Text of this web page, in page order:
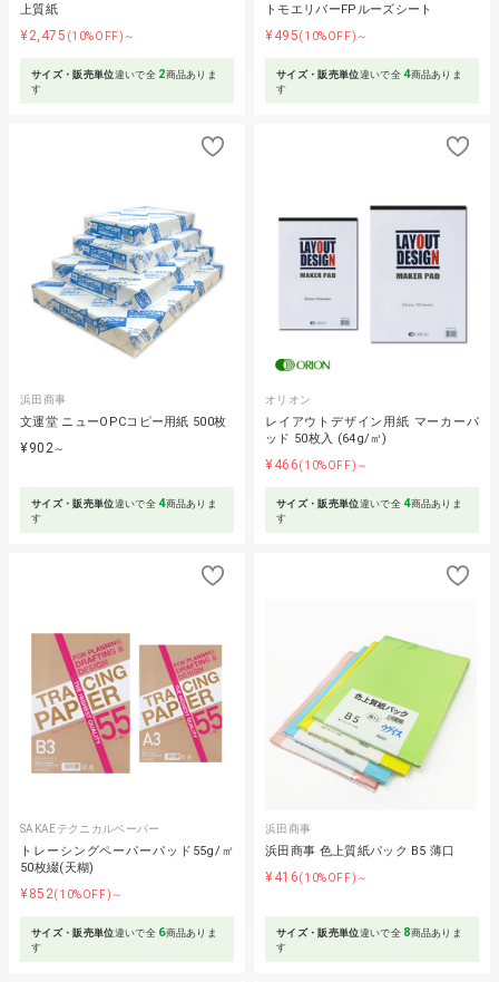
上質紙
¥2,475 (10%OFF)～
サイズ・販売単位違いで全 2商品ありま
す
トモエリバーFPルーズシート
¥495(10%OFF)～
サイズ・販売単位違いで全4商品ありま
す
浜田商事
文運堂 ニューOPCコピー用紙 500枚
¥902 ～
サイズ・販売単位違いで全4商品ありま
す
オリオン
レイアウトデザイン用紙 マーカーパ
ッド 50枚入 (64g/㎡)
¥466(10%OFF)～
サイズ・販売単位違いで全4商品ありま
す
SAKAEテクニカルペーパー
トレーシングペーパーパッド55g/㎡
50枚綴(天糊)
¥852(10%OFF)～
サイズ・販売単位違いで全 6商品ありま
す
浜田商事
浜田商事 色上質紙パック B5 薄口
¥416(10%OFF)～
サイズ・販売単位違いで全 8商品ありま
す